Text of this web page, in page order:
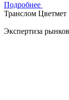
Подробнее
Транслом Цветмет
Экспертиза